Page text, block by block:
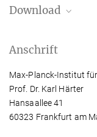
Download
376.51 kB
Anschrift
Max-Planck-Institut
Prof. Dr. Karl Härter
Hansaallee 41
60323 Frankfurt am